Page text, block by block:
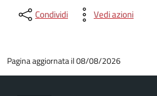
Condividi Vedi azioni
Pagina aggiornata il 08/08/2026